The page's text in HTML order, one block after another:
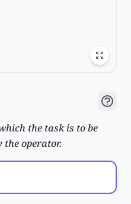
the task is to be
the operator.